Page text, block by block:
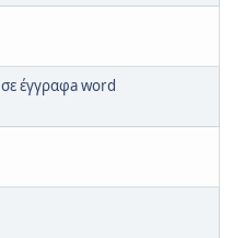
έγγραφa word